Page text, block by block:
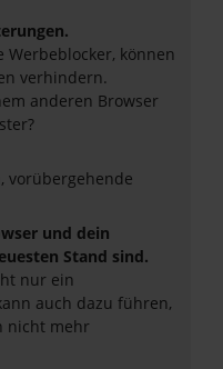
Werbeblocker, können
verhindern.
anderen Browser
vorübergehende
und dein
Stand sind.
nur ein
auch dazu führen,
nicht mehr